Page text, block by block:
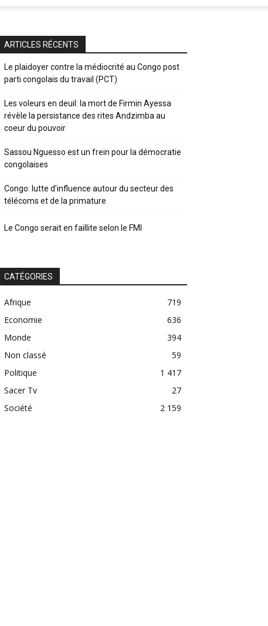
ARTICLES RÉCENTS
Le plaidoyer contre la médiocrité au Congo post
parti congolais du travail (PCT)
Les voleurs en deuil: la mort de Firmin Ayessa
révèle la persistance des rites Andzimba au
coeur du pouvoir
Sassou Nguesso est un frein pour la démocratie
congolaises
Congo: lutte d’influence autour du secteur des
télécoms et de la primature
Le Congo serait en faillite selon le FMI
CATÉGORIES
Afrique
719
Economie
636
Monde
394
Non classé
59
Politique
1 417
Sacer Tv
27
Société
2 159